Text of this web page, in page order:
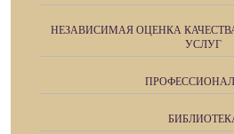
НЕЗАВИСИМАЯ ОЦЕНКА
УСЛУГ